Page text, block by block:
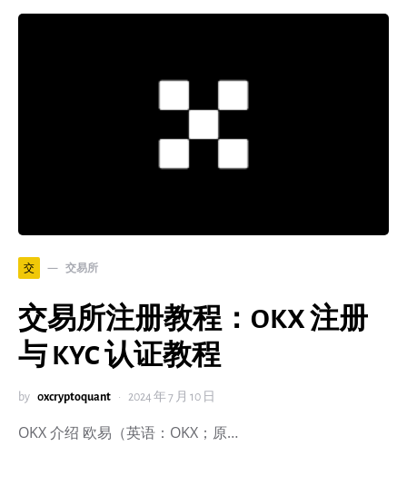
交 交易所
交易所注册教程：OKX 注册
与 KYC 认证教程
by 0xcryptoquant 2024 年 7 月 10 日
OKX 介绍 欧易（英语：OKX；原…